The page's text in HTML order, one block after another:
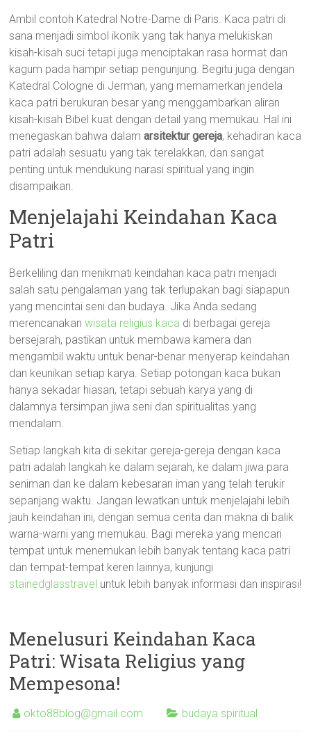
Ambil contoh Katedral Notre-Dame di Paris. Kaca patri di
sana menjadi simbol ikonik yang tak hanya melukiskan
kisah-kisah suci tetapi juga menciptakan rasa hormat dan
kagum pada hampir setiap pengunjung. Begitu juga dengan
Katedral Cologne di Jerman, yang memamerkan jendela
kaca patri berukuran besar yang menggambarkan aliran
kisah-kisah Bibel kuat dengan detail yang memukau. Hal ini
menegaskan bahwa dalamarsitektur gereja, kehadiran kaca
patri adalah sesuatu yang tak terelakkan, dan sangat
penting untuk mendukung narasi spiritual yang ingin
disampaikan.
Menjelajahi Keindahan Kaca
Patri
Berkeliling dan menikmati keindahan kaca patri menjadi
salah satu pengalaman yang tak terlupakan bagi siapapun
yang mencintai seni dan budaya. Jika Anda sedang
merencanakanwisata religius kaca di berbagai gereja
bersejarah, pastikan untuk membawa kamera dan
mengambil waktu untuk benar-benar menyerap keindahan
dan keunikan setiap karya. Setiap potongan kaca bukan
hanya sekadar hiasan, tetapi sebuah karya yang di
dalamnya tersimpan jiwa seni dan spiritualitas yang
mendalam.
Setiap langkah kita di sekitar gereja-gereja dengan kaca
patri adalah langkah ke dalam sejarah, ke dalam jiwa para
seniman dan ke dalam kebesaran iman yang telah terukir
sepanjang waktu. Jangan lewatkan untuk menjelajahi lebih
jauh keindahan ini, dengan semua cerita dan makna di balik
warna-warni yang memukau. Bagi mereka yang mencari
tempat untuk menemukan lebih banyak tentang kaca patri
dan tempat-tempat keren lainnya, kunjungi
stainedglasstravel untuk lebih banyak informasi dan inspirasi!
Menelusuri Keindahan Kaca
Patri: Wisata Religius yang
Mempesona!
okto88blog@gmail.com budaya spiritual